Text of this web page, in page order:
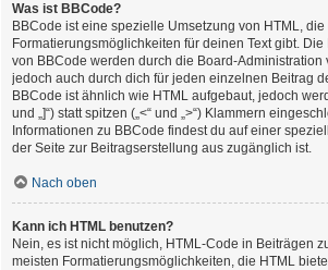
Was ist BBCode?
BBCode ist eine spezielle Umsetzung von HTML,
Formatierungsmöglichkeiten für deinen Text gibt.
von BBCode werden durch die Board-Administration
jedoch auch durch dich für jeden einzelnen Beitrag
BBCode ist ähnlich wie HTML aufgebaut, jedoch
und „]“) statt spitzen („<“ und „>“) Klammern
Informationen zu BBCode findest du auf einer
der Seite zur Beitragserstellung aus zugänglich ist.
Nach oben
Kann ich HTML benutzen?
Nein, es ist nicht möglich, HTML-Code in Beiträgen
meisten Formatierungsmöglichkeiten, die HTML